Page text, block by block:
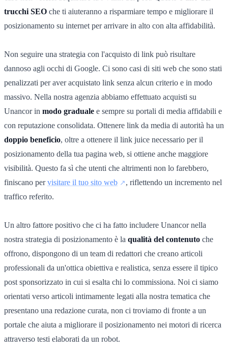
trucchi SEO che ti aiuteranno a risparmiare tempo e migliorare il
posizionamento su internet per arrivare in alto con alta affidabilità.
Non seguire una strategia con l'acquisto di link può risultare
dannoso agli occhi di Google. Ci sono casi di siti web che sono stati
penalizzati per aver acquistato link senza alcun criterio e in modo
massivo. Nella nostra agenzia abbiamo effettuato acquisti su
Unancor in modo graduale e sempre su portali di media affidabili e
con reputazione consolidata. Ottenere link da media di autorità ha un
doppio beneficio, oltre a ottenere il link juice necessario per il
posizionamento della tua pagina web, si ottiene anche maggiore
visibilità. Questo fa sì che utenti che altrimenti non lo farebbero,
finiscano pervisitare il tuo sito web
, riflettendo un incremento nel
traffico referito.
Un altro fattore positivo che ci ha fatto includere Unancor nella
nostra strategia di posizionamento è la qualità del contenuto che
offrono, dispongono di un team di redattori che creano articoli
professionali da un'ottica obiettiva e realistica, senza essere il tipico
post sponsorizzato in cui si esalta chi lo commissiona. Noi ci siamo
orientati verso articoli intimamente legati alla nostra tematica che
presentano una redazione curata, non ci troviamo di fronte a un
portale che aiuta a migliorare il posizionamento nei motori di ricerca
attraverso testi elaborati da un robot.